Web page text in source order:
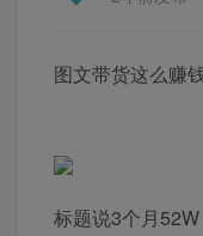
图文带货这么赚
标题说3个月